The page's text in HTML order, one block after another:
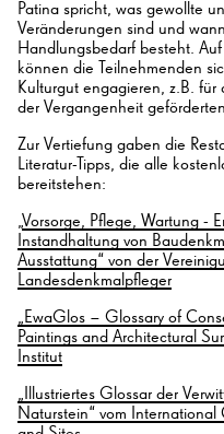
Patina spricht, was gewollte
Veränderungen sind und
Handlungsbedarf besteht.
können die Teilnehmenden
Kulturgut engagieren, z.B. für
der Vergangenheit
Zur Vertiefung gaben die
Literatur-Tipps, die alle
bereitstehen:
„Vorsorge, Pflege, Wartung -
Instandhaltung von
Ausstattung“ von der
Landesdenkmalpfleger
„EwaGlos – Glossary of
Paintings and Architectural
Institut
„Illustriertes Glossar der
Naturstein“ vom